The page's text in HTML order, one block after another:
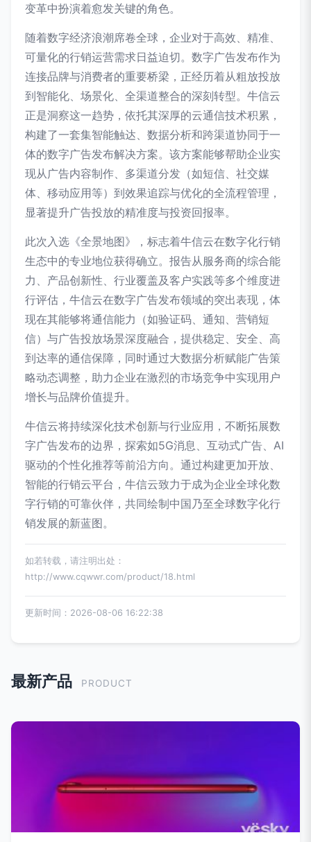
变革中扮演着愈发关键的角色。
随着数字经济浪潮席卷全球，企业对于高效、精准、
可量化的行销运营需求日益迫切。数字广告发布作为
连接品牌与消费者的重要桥梁，正经历着从粗放投放
到智能化、场景化、全渠道整合的深刻转型。牛信云
正是洞察这一趋势，依托其深厚的云通信技术积累，
构建了一套集智能触达、数据分析和跨渠道协同于一
体的数字广告发布解决方案。该方案能够帮助企业实
现从广告内容制作、多渠道分发（如短信、社交媒
体、移动应用等）到效果追踪与优化的全流程管理，
显著提升广告投放的精准度与投资回报率。
此次入选《全景地图》，标志着牛信云在数字化行销
生态中的专业地位获得确立。报告从服务商的综合能
力、产品创新性、行业覆盖及客户实践等多个维度进
行评估，牛信云在数字广告发布领域的突出表现，体
现在其能够将通信能力（如验证码、通知、营销短
信）与广告投放场景深度融合，提供稳定、安全、高
到达率的通信保障，同时通过大数据分析赋能广告策
略动态调整，助力企业在激烈的市场竞争中实现用户
增长与品牌价值提升。
牛信云将持续深化技术创新与行业应用，不断拓展数
字广告发布的边界，探索如5G消息、互动式广告、AI
驱动的个性化推荐等前沿方向。通过构建更加开放、
智能的行销云平台，牛信云致力于成为企业全球化数
字行销的可靠伙伴，共同绘制中国乃至全球数字化行
销发展的新蓝图。
如若转载，请注明出处：
http://www.cqwwr.com/product/18.html
更新时间：2026-08-06 16:22:38
最新产品 PRODUCT